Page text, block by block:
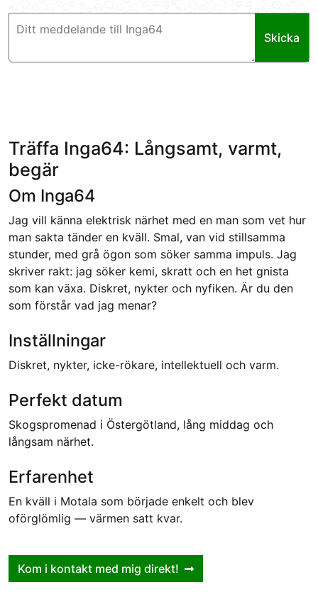
Skicka
Träffa Inga64: Långsamt, varmt,
begär
Om Inga64
Jag vill känna elektrisk närhet med en man som vet hur
man sakta tänder en kväll. Smal, van vid stillsamma
stunder, med grå ögon som söker samma impuls. Jag
skriver rakt: jag söker kemi, skratt och en het gnista
som kan växa. Diskret, nykter och nyfiken. Är du den
som förstår vad jag menar?
Inställningar
Diskret, nykter, icke-rökare, intellektuell och varm.
Perfekt datum
Skogspromenad i Östergötland, lång middag och
långsam närhet.
Erfarenhet
En kväll i Motala som började enkelt och blev
oförglömlig — värmen satt kvar.
Kom i kontakt med mig direkt!